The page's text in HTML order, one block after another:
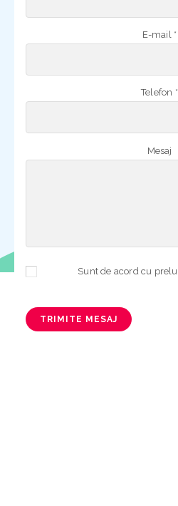
E-mail *
Telefon *
Mesaj
TRIMITE MESAJ